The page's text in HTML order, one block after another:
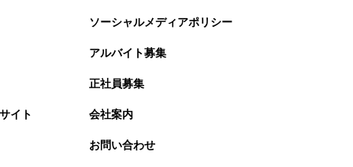
イト
ソーシャルメディアポリシー
アルバイト募集
正社員募集
会社案内
お問い合わせ